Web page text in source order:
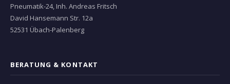
Pneumatik-24, Inh. Andreas Fritsch
David Hansemann Str. 12a
52531 Übach-Palenberg
BERATUNG & KONTAKT